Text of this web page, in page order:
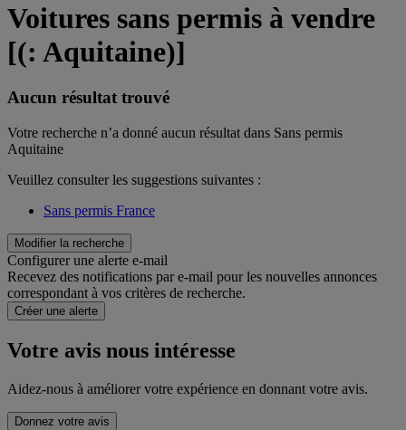
Voitures sans permis à vendre
[(: Aquitaine)]
Aucun résultat trouvé
Votre recherche n’a donné aucun résultat dans Sans permis
Aquitaine
Veuillez consulter les suggestions suivantes :
Sans permis France
Modifier la recherche
Configurer une alerte e-mail
Recevez des notifications par e-mail pour les nouvelles annonces
correspondant à vos critères de recherche.
Créer une alerte
Votre avis nous intéresse
Aidez-nous à améliorer votre expérience en donnant votre avis.
Donnez votre avis